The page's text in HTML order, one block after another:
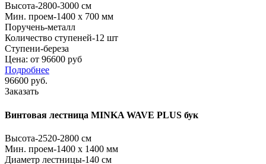
Высота-2800-3000 см
Мин. проем-1400 x 700 мм
Поручень-металл
Количество ступеней-12 шт
Ступени-береза
Цена: от 96600 руб
Подробнее
96600 руб.
Заказать
Винтовая лестница MINKA WAVE PLUS бук
Высота-2520-2800 см
Мин. проем-1400 x 1400 мм
Диаметр лестницы-140 см